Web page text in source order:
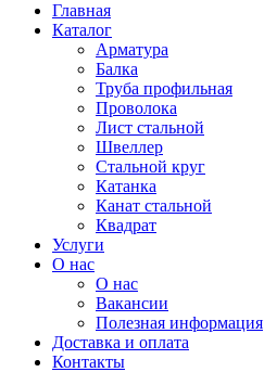
Главная
Каталог
Арматура
Балка
Труба профильная
Проволока
Лист стальной
Швеллер
Стальной круг
Катанка
Канат стальной
Квадрат
Услуги
О нас
О нас
Вакансии
Полезная информация
Доставка и оплата
Контакты